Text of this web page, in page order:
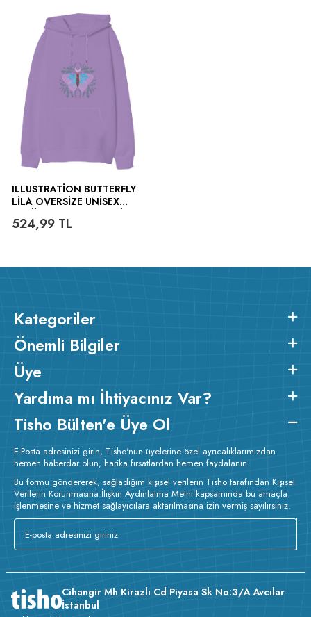
ILLUSTRATION BUTTERFLY
LILA OVERSIZE UNISEX
524,99 TL
Kategoriler
Önemli Bilgiler
Üye
Yardıma mı İhtiyacınız Var?
Tisho Bülten'e Üye Ol
E-Posta adresinizi girin, Tisho'nun üyelerine özel ayrıcalıklarımızdan
hemen haberdar olun, harika fırsatlardan hemen faydalanın.
Bu formu göndererek, sağladığım kişisel verilerin Tisho tarafından Kişisel
Verilerin Korunmasına İlişkin Aydınlatma Metni kapsamında bu amaçla
işlenmesine ve hizmet sağlayıcılara aktarılmasına izin vermiş sayılırsınız.
Cihangir Mh Kirazlı Cd Piyasa Sk No:3/A Avcılar
İstanbul